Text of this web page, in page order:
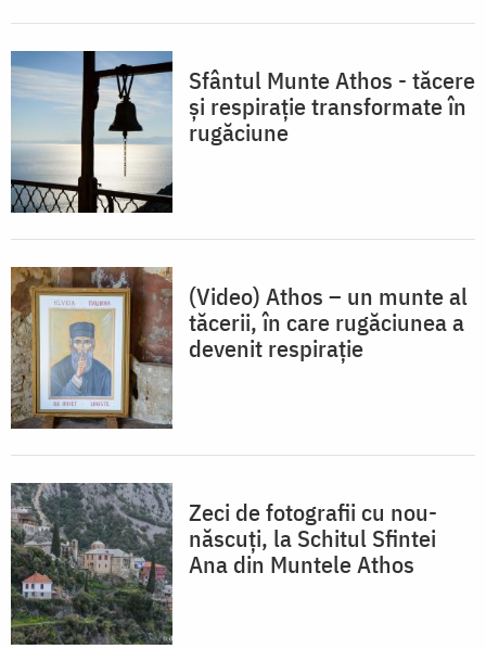
Sfântul Munte Athos - tăcere
și respirație transformate în
rugăciune
(Video) Athos – un munte al
tăcerii, în care rugăciunea a
devenit respiraţie
Zeci de fotografii cu nou-
născuți, la Schitul Sfintei
Ana din Muntele Athos